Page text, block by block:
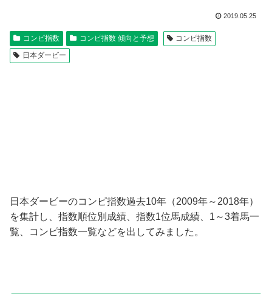
2019.05.25
コンピ指数 コンピ指数 傾向と予想
コンピ指数
日本ダービー
日本ダービーのコンピ指数過去10年（2009年～2018年）
を集計し、指数順位別成績、指数1位馬成績、1～3着馬一
覧、コンピ指数一覧などを出してみました。